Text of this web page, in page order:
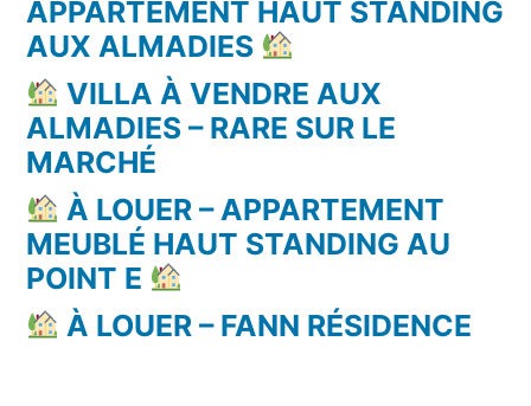
APPARTEMENT HAUT STANDING
AUX ALMADIES
VILLA À VENDRE AUX
ALMADIES – RARE SUR LE
MARCHÉ
À LOUER – APPARTEMENT
MEUBLÉ HAUT STANDING AU
POINT E
À LOUER – FANN RÉSIDENCE